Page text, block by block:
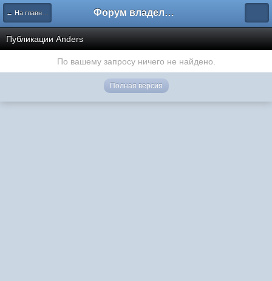
← На главную Форум владельцев интернет-магазинов
Публикации Anders
По вашему запросу ничего не найдено.
Полная версия